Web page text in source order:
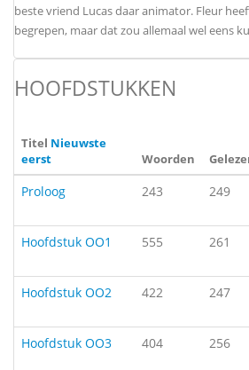
beste vriend Lucas daar animator. Fleur
begrepen, maar dat zou allemaal wel eens
HOOFDSTUKKEN
Titel Nieuwste
eerst
Woorden
Proloog 243 249
Hoofdstuk OO1
555 261
Hoofdstuk OO2
422 247
Hoofdstuk OO3
404 256